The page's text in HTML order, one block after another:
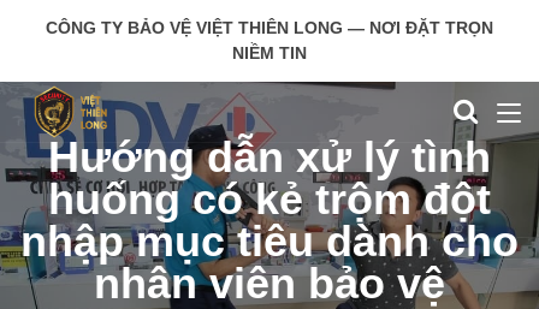
CÔNG TY BẢO VỆ VIỆT THIÊN LONG — NƠI ĐẶT TRỌN
NIỀM TIN
Hướng dẫn xử lý tình
huống có kẻ trộm đột
nhập mục tiêu dành cho
nhân viên bảo vệ